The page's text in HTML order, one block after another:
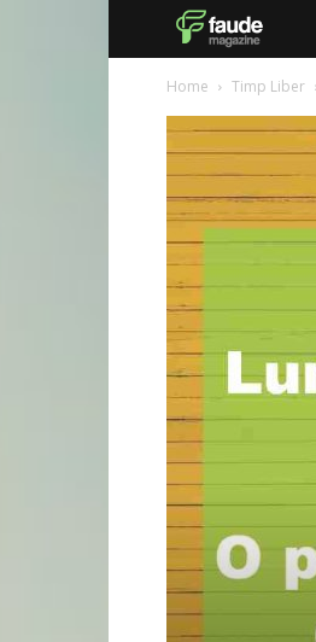
Home Timp Liber